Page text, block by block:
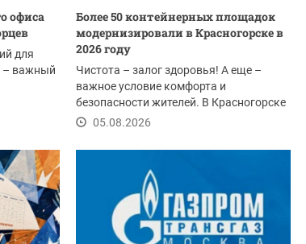
офиса
для
– важный
Более 50 контейнерных площадок
модернизировали в Красногорске в
2026 году
Чистота – залог здоровья! А еще –
важное условие комфорта и
безопасности жителей. В Красногорске
этим летом провели...
05.08.2026